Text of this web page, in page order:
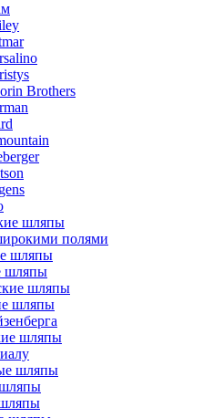
Brothers
шляпы
полями
шляпы
шляпы
шляпы
шляпы
шляпы
шляпы